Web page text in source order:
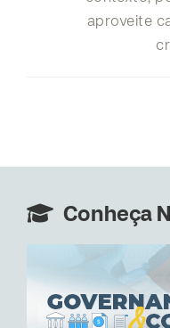
aproveite
Conheça